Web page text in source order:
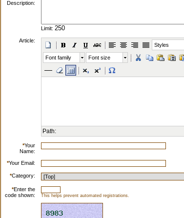
Description:
Limit:
Article:
Styles
Font family Font size
Path:
*Your
Name:
*Your Email:
*Category:
*Enter the
code shown:
This helps prevent automated registrations.